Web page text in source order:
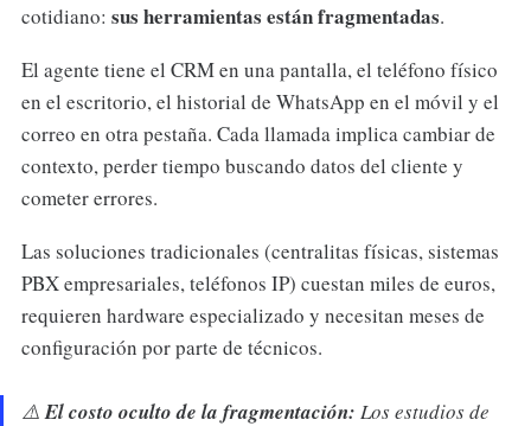
cotidiano: sus herramientas están fragmentadas.
El agente tiene el CRM en una pantalla, el teléfono físico
en el escritorio, el historial de WhatsApp en el móvil y el
correo en otra pestaña. Cada llamada implica cambiar de
contexto, perder tiempo buscando datos del cliente y
cometer errores.
Las soluciones tradicionales (centralitas físicas, sistemas
PBX empresariales, teléfonos IP) cuestan miles de euros,
requieren hardware especializado y necesitan meses de
configuración por parte de técnicos.
⚠️El costo oculto de la fragmentación: Los estudios de